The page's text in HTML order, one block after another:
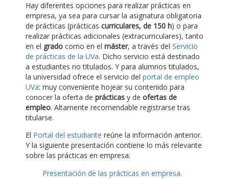
Hay diferentes opciones para realizar prácticas en
empresa, ya sea para cursar la asignatura obligatoria
de prácticas (prácticas curriculares, de 150 h) o para
realizar prácticas adicionales (extracurriculares), tanto
en el grado como en el máster, a través del Servicio
de prácticas de la UVa. Dicho servicio está destinado
a estudiantes no titulados. Y para alumnos titulados,
la universidad ofrece el servicio del portal de empleo
UVa: muy conveniente hojear su contenido para
conocer la oferta de prácticas y de ofertas de
empleo. Altamente recomendable registrarse tras
titularse.
El Portal del estudiante reúne la información anterior.
Y la siguiente presentación contiene lo más relevante
sobre las prácticas en empresa:
Presentación de las prácticas en empresa.